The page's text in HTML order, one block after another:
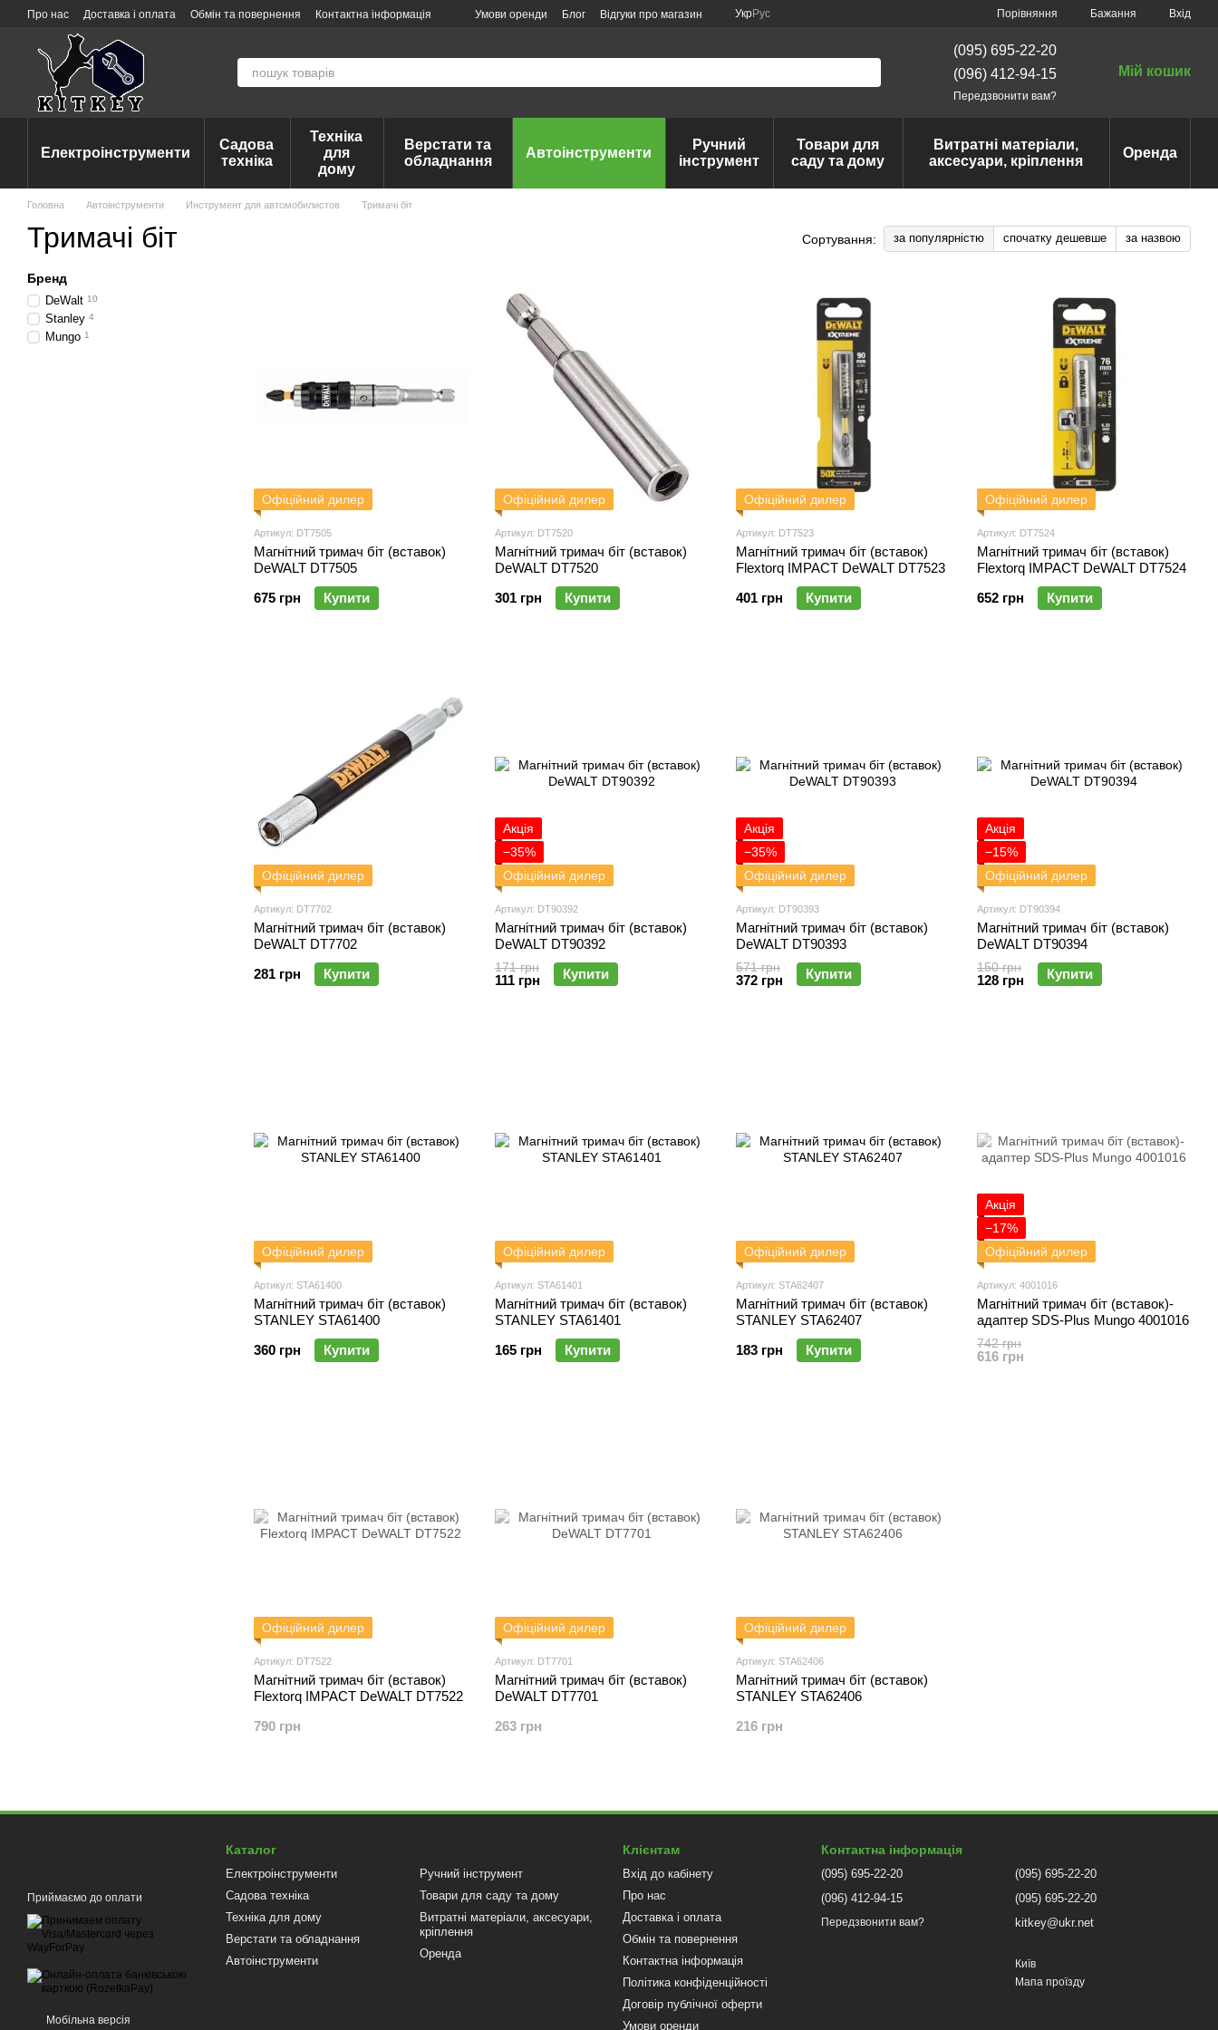
Перейти до основного контенту
Про нас Доставка і оплата Обмін та повернення Контактна інформація Умови оренди Блог Відгуки про магазин УкрРус Порівняння Бажання Вхід
(095) 695-22-20
(096) 412-94-15
Передзвонити вам?
Мій кошик
Електроінструменти
Садова
техніка
Техніка
для
дому
Верстати та
обладнання
Автоінструменти
Ручний
інструмент
Товари для
саду та дому
Витратні матеріали,
аксесуари, кріплення
Оренда
Головна Автоінструменти Инструмент для автомобилистов Тримачі біт
Тримачі біт Сортування: за популярністю спочатку дешевше за назвою
Офіційний дилер
Артикул: DT7505
Магнітний тримач біт (вставок)
DeWALT DT7505
675 грн
Купити
Офіційний дилер
Артикул: DT7520
Магнітний тримач біт (вставок)
DeWALT DT7520
301 грн
Купити
Офіційний дилер
Артикул: DT7523
Магнітний тримач біт (вставок)
Flextorq IMPACT DeWALT DT7523
401 грн
Купити
Офіційний дилер
Артикул: DT7524
Магнітний тримач біт (вставок)
Flextorq IMPACT DeWALT DT7524
652 грн
Купити
Офіційний дилер
Артикул: DT7702
Магнітний тримач біт (вставок)
DeWALT DT7702
281 грн
Купити
Акція
−35%
Офіційний дилер
Артикул: DT90392
Магнітний тримач біт (вставок)
DeWALT DT90392
171 грн
111 грн Купити
Акція
−35%
Офіційний дилер
Артикул: DT90393
Магнітний тримач біт (вставок)
DeWALT DT90393
571 грн
372 грн Купити
Акція
−15%
Офіційний дилер
Артикул: DT90394
Магнітний тримач біт (вставок)
DeWALT DT90394
150 грн
128 грн Купити
Офіційний дилер
Артикул: STA61400
Магнітний тримач біт (вставок)
STANLEY STA61400
360 грн
Купити
Офіційний дилер
Артикул: STA61401
Магнітний тримач біт (вставок)
STANLEY STA61401
165 грн
Купити
Офіційний дилер
Артикул: STA62407
Магнітний тримач біт (вставок)
STANLEY STA62407
183 грн
Купити
Акція
−17%
Офіційний дилер
Артикул: 4001016
Магнітний тримач біт (вставок)-
адаптер SDS-Plus Mungo 4001016
742 грн
616 грн
Офіційний дилер
Артикул: DT7522
Магнітний тримач біт (вставок)
Flextorq IMPACT DeWALT DT7522
790 грн
Офіційний дилер
Артикул: DT7701
Магнітний тримач біт (вставок)
DeWALT DT7701
263 грн
Офіційний дилер
Артикул: STA62406
Магнітний тримач біт (вставок)
STANLEY STA62406
216 грн
Бренд
DeWalt 10
Stanley 4
Mungo 1
Приймаємо до оплати
Мобільна версія
Каталог
Електроінструменти
Садова техніка
Техніка для дому
Верстати та обладнання
Автоінструменти
Ручний інструмент
Товари для саду та дому
Витратні матеріали, аксесуари,
кріплення
Оренда
Клієнтам
Вхід до кабінету
Про нас
Доставка і оплата
Обмін та повернення
Контактна інформація
Політика конфіденційності
Договір публічної оферти
Умови оренди
Контактна інформація
(095) 695-22-20
(096) 412-94-15
Передзвонити вам?
(095) 695-22-20
(095) 695-22-20
kitkey@ukr.net
Київ
Мапа проїзду